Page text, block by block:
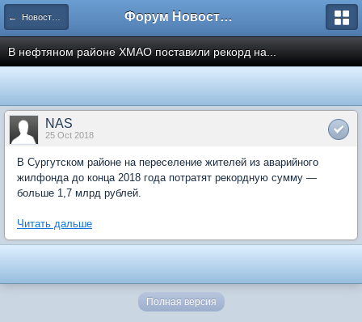
← Новости рынка недвижимости Форум Новостройки
В нефтяном районе ХМАО поставили рекорд на...
NAS
25 Oct 2018
В Сургутском районе на переселение жителей из аварийного
жилфонда до конца 2018 года потратят рекордную сумму —
больше 1,7 млрд рублей.
Читать дальше
Полная версия